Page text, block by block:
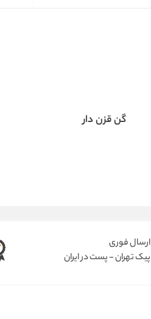
گن قزن دار
ارسال فوری
پیک تهران - پست در ایران